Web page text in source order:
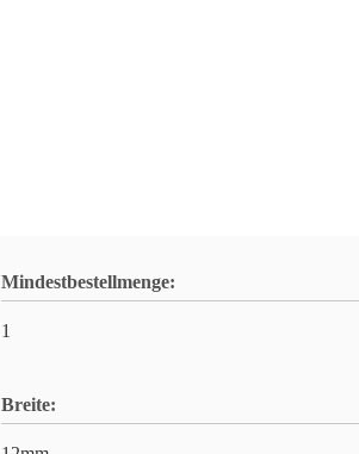
Mindestbestellmenge:
1
Breite: